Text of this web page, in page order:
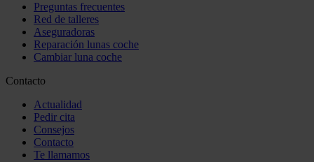
Preguntas frecuentes
Red de talleres
Aseguradoras
Reparación lunas coche
Cambiar luna coche
Contacto
Actualidad
Pedir cita
Consejos
Contacto
Te llamamos